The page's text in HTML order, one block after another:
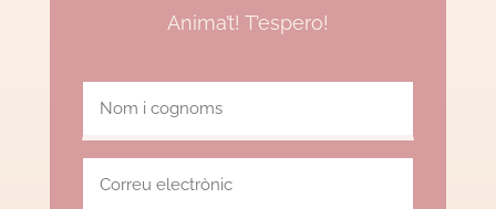
Anima’t! T’espero!